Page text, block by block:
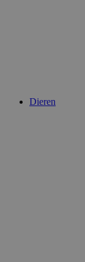
Dieren